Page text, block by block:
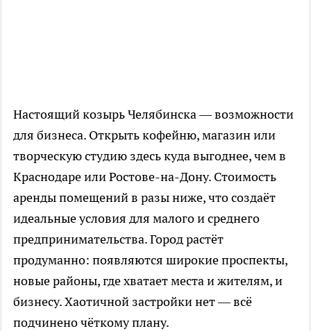
Настоящий козырь Челябинска — возможности
для бизнеса. Открыть кофейню, магазин или
творческую студию здесь куда выгоднее, чем в
Краснодаре или Ростове-на-Дону. Стоимость
аренды помещений в разы ниже, что создаёт
идеальные условия для малого и среднего
предпринимательства. Город растёт
продуманно: появляются широкие проспекты,
новые районы, где хватает места и жителям, и
бизнесу. Хаотичной застройки нет — всё
подчинено чёткому плану.